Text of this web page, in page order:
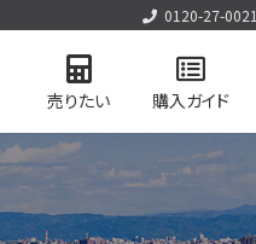
0120-27-0021
売りたい 購入ガイド
お知らせ